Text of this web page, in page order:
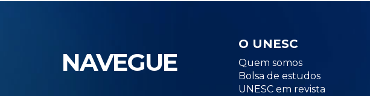
NAVEGUE
O UNESC
Quem somos
Bolsa de estudos
UNESC em revista